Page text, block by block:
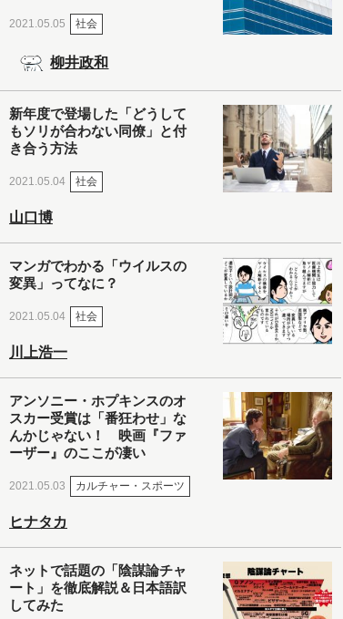
2021.05.05 社会
柳井政和
新年度で登場した「どうして
もソリが合わない同僚」と付
き合う方法
2021.05.04 社会
山口博
マンガでわかる「ウイルスの
変異」ってなに？
2021.05.04 社会
川上浩一
アンソニー・ホプキンスのオ
スカー受賞は「番狂わせ」な
んかじゃない！ 映画『ファ
ーザー』のここが凄い
2021.05.03 カルチャー・スポーツ
ヒナタカ
ネットで話題の「陰謀論チャ
ート」を徹底解説＆日本語訳
してみた